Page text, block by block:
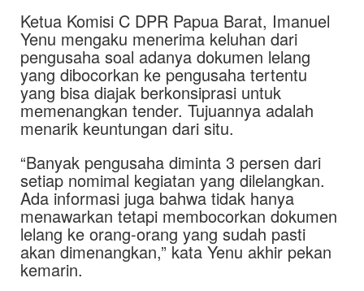
Ketua Komisi C DPR Papua Barat, Imanuel
Yenu mengaku menerima keluhan dari
pengusaha soal adanya dokumen lelang
yang dibocorkan ke pengusaha tertentu
yang bisa diajak berkonsiprasi untuk
memenangkan tender. Tujuannya adalah
menarik keuntungan dari situ.
“Banyak pengusaha diminta 3 persen dari
setiap nomimal kegiatan yang dilelangkan.
Ada informasi juga bahwa tidak hanya
menawarkan tetapi membocorkan dokumen
lelang ke orang-orang yang sudah pasti
akan dimenangkan,” kata Yenu akhir pekan
kemarin.